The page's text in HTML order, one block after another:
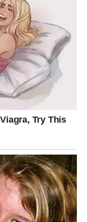
na prvi pogled
osetiti da iza nje
ta odluka mogla bi
nova poslovna
dugoročno doneti
imate.